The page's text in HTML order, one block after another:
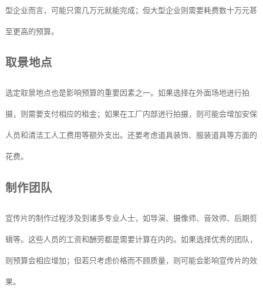
型企业而言，可能只需几万元就能完成；但大型企业则需要耗费数十万元甚
至更高的预算。
取景地点
选定取景地点也是影响预算的重要因素之一。如果选择在外面场地进行拍
摄，则需要支付相应的租金；如果在工厂内部进行拍摄，则可能会增加安保
人员和清洁工人工费用等额外支出。还要考虑道具装饰、服装道具等方面的
花费。
制作团队
宣传片的制作过程涉及到诸多专业人士，如导演、摄像师、音效师、后期剪
辑等。这些人员的工资和酬劳都是需要计算在内的。如果选择优秀的团队，
则预算会相应增加；但若只考虑价格而不顾质量，则可能会影响宣传片的效
果。